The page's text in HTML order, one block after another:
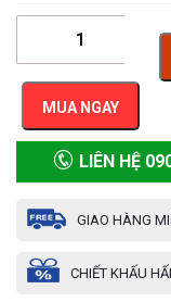
MUA NGAY
LIÊN HỆ
GIAO HÀNG
CHIẾT KHẤU